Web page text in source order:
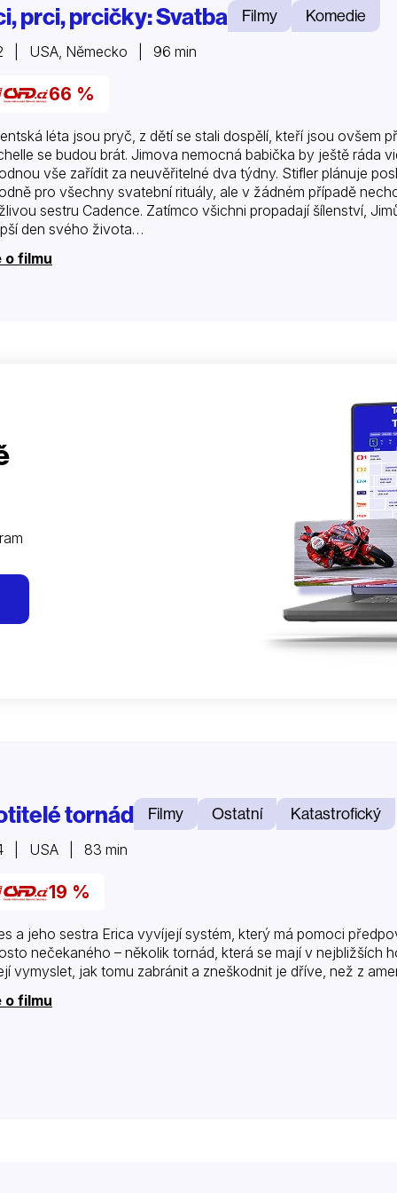
prci, prcičky: Svatba Filmy Komedie
| USA, Německo | 96 min
66 %
léta jsou pryč, z dětí se stali dospělí, kteří jsou ovšem
se budou brát. Jimova nemocná babička by ještě ráda
vše zařídit za neuvěřitelné dva týdny. Stifler plánuje
pro všechny svatební rituály, ale v žádném případě
sestru Cadence. Zatímco všichni propadají šílenství,
den svého života…
o filmu
tornád Filmy Ostatní Katastrofický
| USA | 83 min
19 %
a jeho sestra Erica vyvíjejí systém, který má pomoci
nečekaného – několik tornád, která se mají v nejbližších
vymyslet, jak tomu zabránit a zneškodnit je dříve, než z
o filmu